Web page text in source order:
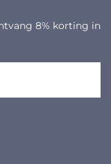
8% korting in